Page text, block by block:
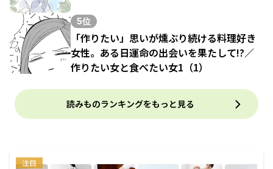
5位
「作りたい」思いが燻ぶり続ける料理好き
女性。ある日運命の出会いを果たして!?／
作りたい女と食べたい女1（1）
読みものランキングをもっと見る
注目